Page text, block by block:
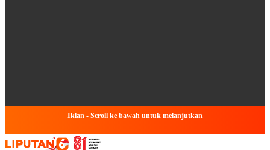
Iklan - Scroll ke bawah untuk melanjutkan